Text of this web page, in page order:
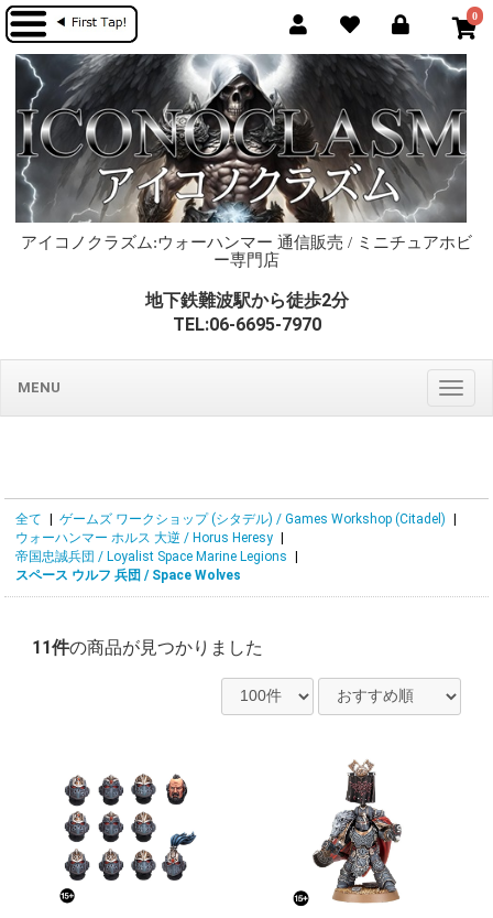
0
アイコノクラズム:ウォーハンマー 通信販売 / ミニチュアホビ
ー専門店
地下鉄難波駅から徒歩2分
TEL:06-6695-7970
MENU
全て ゲームズ ワークショップ (シタデル) / Games Workshop (Citadel)
ウォーハンマー ホルス 大逆 / Horus Heresy
帝国忠誠兵団 / Loyalist Space Marine Legions
スペース ウルフ 兵団 / Space Wolves
11件の商品が見つかりました